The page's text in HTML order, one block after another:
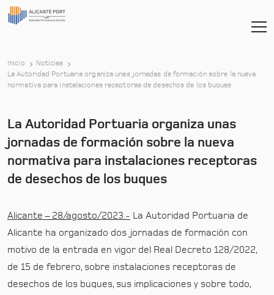
Inicio
Noticias
La Autoridad Portuaria organiza unas jornadas de formación sobre la nueva
normativa para instalaciones receptoras de desechos de los buques
-
La Autoridad Portuaria organiza unas
jornadas de formación sobre la nueva
normativa para instalaciones receptoras
de desechos de los buques
Alicante – 28/agosto/2023.- La Autoridad Portuaria de
Alicante ha organizado dos jornadas de formación con
motivo de la entrada en vigor del Real Decreto 128/2022,
de 15 de febrero, sobre instalaciones receptoras de
desechos de los buques, sus implicaciones y sobre todo,